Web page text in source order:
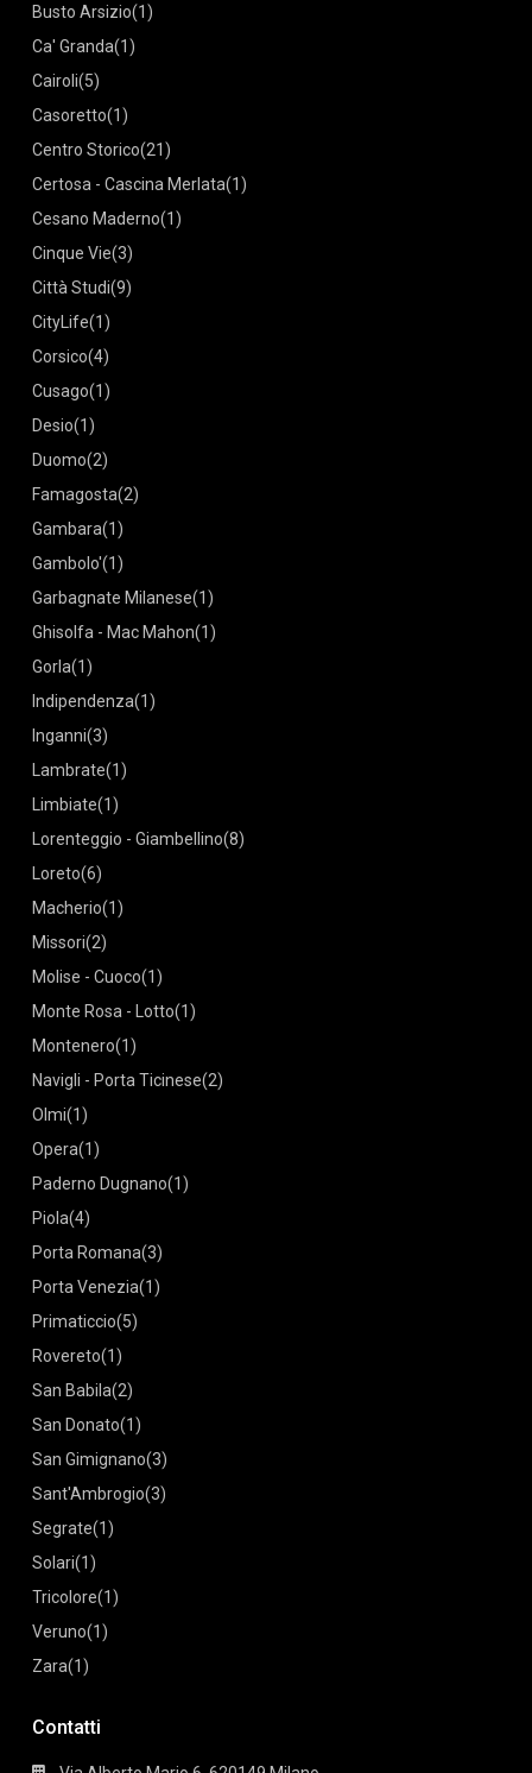
Busto Arsizio(1)
Ca' Granda(1)
Cairoli(5)
Casoretto(1)
Centro Storico(21)
Certosa - Cascina Merlata(1)
Cesano Maderno(1)
Cinque Vie(3)
Città Studi(9)
CityLife(1)
Corsico(4)
Cusago(1)
Desio(1)
Duomo(2)
Famagosta(2)
Gambara(1)
Gambolo'(1)
Garbagnate Milanese(1)
Ghisolfa - Mac Mahon(1)
Gorla(1)
Indipendenza(1)
Inganni(3)
Lambrate(1)
Limbiate(1)
Lorenteggio - Giambellino(8)
Loreto(6)
Macherio(1)
Missori(2)
Molise - Cuoco(1)
Monte Rosa - Lotto(1)
Montenero(1)
Navigli - Porta Ticinese(2)
Olmi(1)
Opera(1)
Paderno Dugnano(1)
Piola(4)
Porta Romana(3)
Porta Venezia(1)
Primaticcio(5)
Rovereto(1)
San Babila(2)
San Donato(1)
San Gimignano(3)
Sant'Ambrogio(3)
Segrate(1)
Solari(1)
Tricolore(1)
Veruno(1)
Zara(1)
Contatti